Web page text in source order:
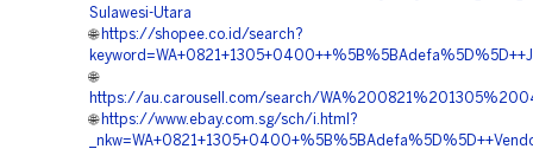
Sulawesi-Utara
🌐 https://shopee.co.id/search?
🌐
https://au.carousell.com/search/
🌐 https://www.ebay.com.sg/sch/i.html?